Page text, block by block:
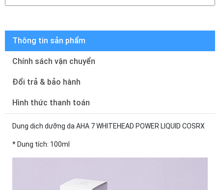
Thông tin sản phẩm
Chính sách vận chuyển
Đổi trả & bảo hành
Hình thức thanh toán
Dung dịch dưỡng da AHA 7 WHITEHEAD POWER LIQUID COSRX
* Dung tích: 100ml